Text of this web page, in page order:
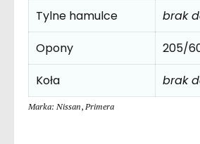
Tylne hamulce
brak
Opony
205/
Koła
brak
Marka: Nissan, Primera